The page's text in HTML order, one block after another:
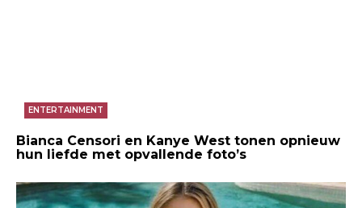
ENTERTAINMENT
Bianca Censori en Kanye West tonen opnieuw
hun liefde met opvallende foto’s